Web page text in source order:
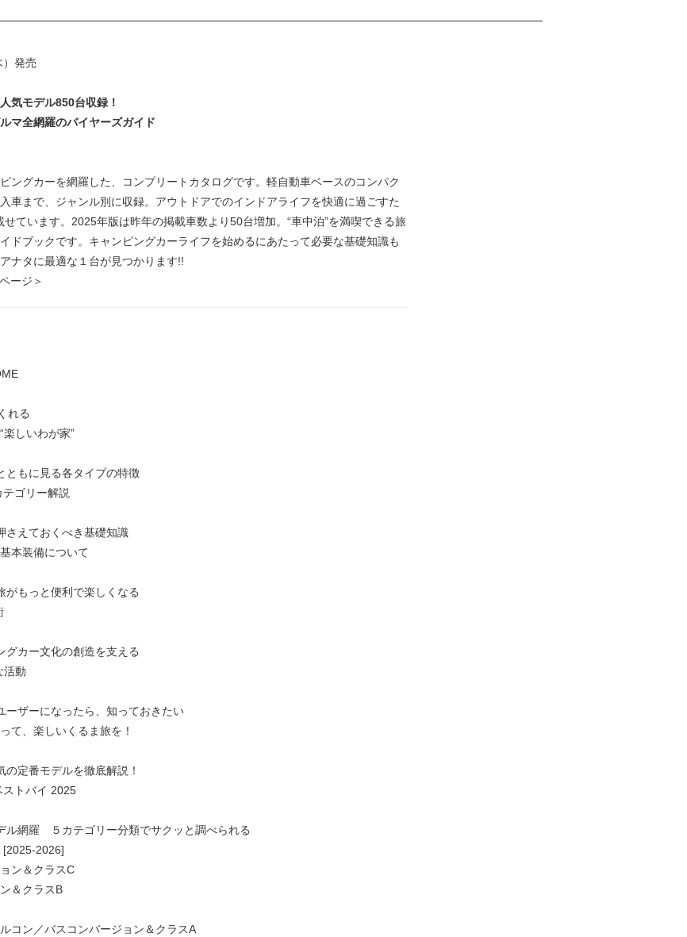
発売
気モデル850台収録！
マ全網羅のバイヤーズガイド
ングカーを網羅した、コンプリートカタログです。軽自動車ベースのコンパク
車まで、ジャンル別に収録。アウトドアでのインドアライフを快適に過ごすた
せています。2025年版は昨年の掲載車数より50台増加。“車中泊”を満喫できる旅
ドブックです。キャンピングカーライフを始めるにあたって必要な基礎知識も
ナタに最適な１台が見つかります!!
ージ＞
れる
楽しいわが家”
ともに見る各タイプの特徴
テゴリー解説
さえておくべき基礎知識
本装備について
がもっと便利で楽しくなる
グカー文化の創造を支える
活動
ーザーになったら、知っておきたい
て、楽しいくるま旅を！
の定番モデルを徹底解説！
ストバイ 2025
ル網羅 ５カテゴリー分類でサクッと調べられる
[2025-2026]
ン＆クラスC
＆クラスB
コン／バスコンバージョン＆クラスA